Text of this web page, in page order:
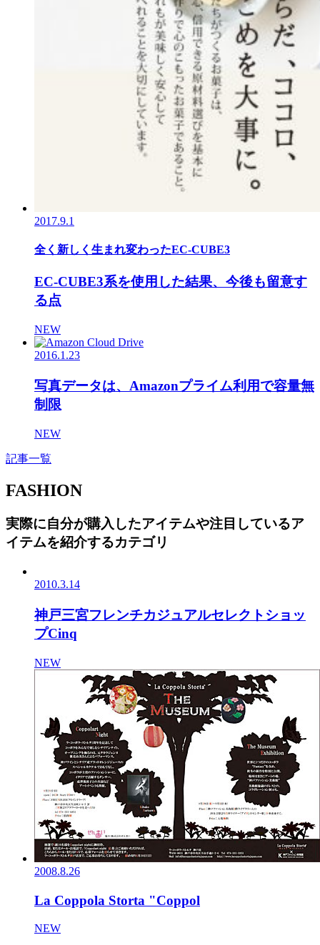
2017.9.1
全く新しく生まれ変わったEC-CUBE3
EC-CUBE3系を使用した結果、今後も留意す
る点
NEW
2016.1.23
写真データは、Amazonプライム利用で容量無
制限
NEW
記事一覧
FASHION
実際に自分が購入したアイテムや注目しているア
イテムを紹介するカテゴリ
2010.3.14
神戸三宮フレンチカジュアルセレクトショッ
プCinq
NEW
2008.8.26
La Coppola Storta "Coppol
NEW